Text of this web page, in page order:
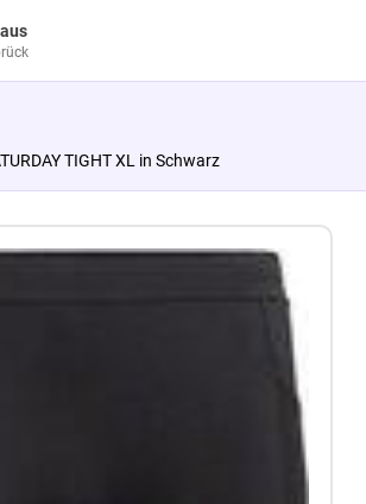
TIGHT XL in Schwarz